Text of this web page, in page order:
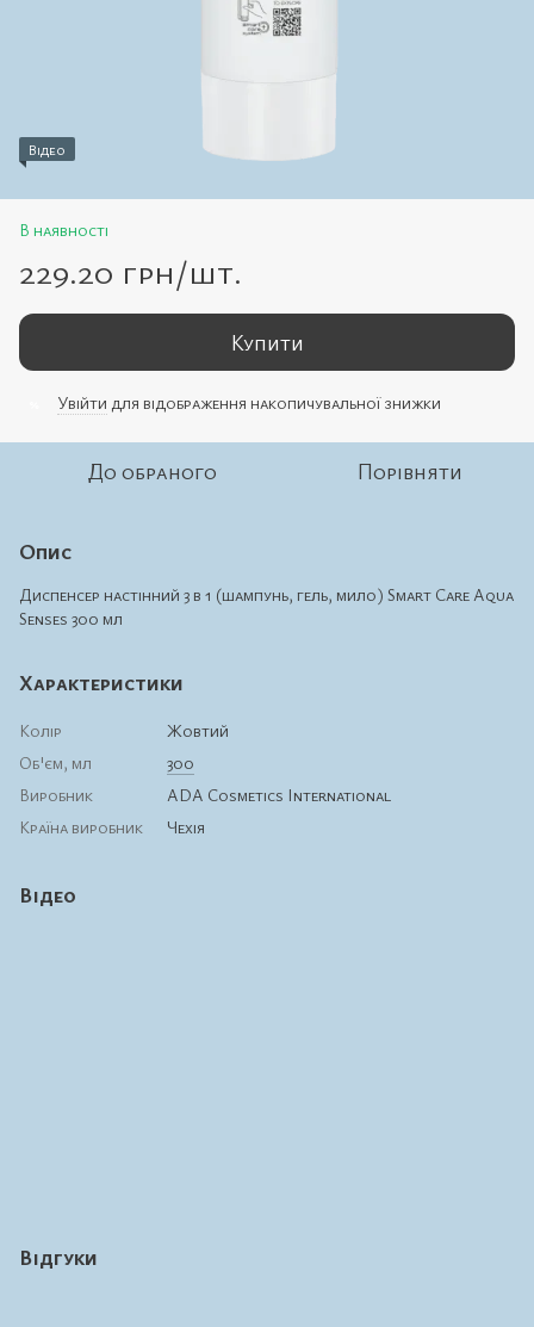
Відео
В наявності
229.20 грн/шт.
Купити
Увійти для відображення накопичувальної знижки
До обраного Порівняти
Опис
Диспенсер настінний 3 в 1 (шампунь, гель, мило) Smart Care Aqua
Senses 300 мл
Характеристики
Колір
Жовтий
Об'єм, мл
300
Виробник
ADA Cosmetics International
Країна виробник
Чехія
Відео
Відгуки